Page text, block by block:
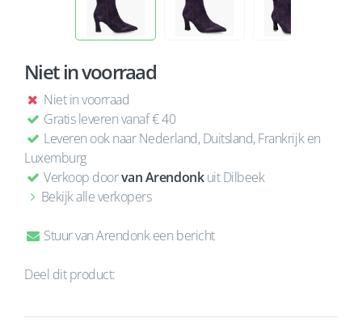
Niet in voorraad
Niet in voorraad
Gratis leveren vanaf € 40
Leveren ook naar Nederland, Duitsland, Frankrijk en
Luxemburg
Verkoop doorvan Arendonkuit Dilbeek
Bekijk alle verkopers
Stuur van Arendonk een bericht
Deel dit product: